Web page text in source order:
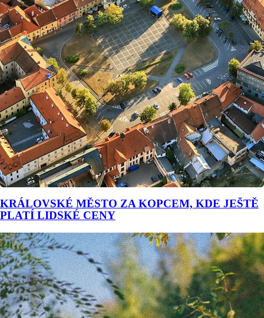
KRÁLOVSKÉ MĚSTO ZA KOPCEM, KDE JEŠTĚ
PLATÍ LIDSKÉ CENY